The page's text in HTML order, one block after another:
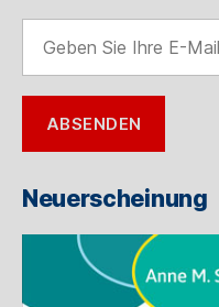
Sie
Ihre
E-
Mail-
Adresse
ABSENDEN
Neuerscheinung